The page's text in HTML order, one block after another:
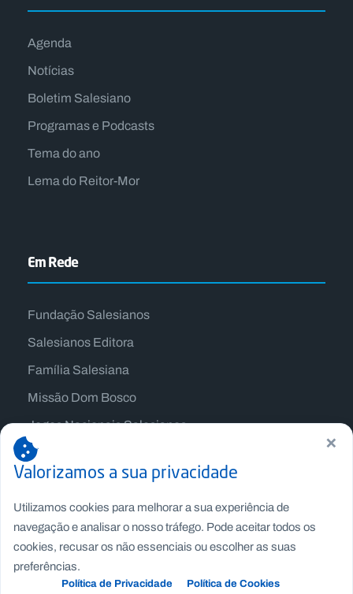
Agenda
Notícias
Boletim Salesiano
Programas e Podcasts
Tema do ano
Lema do Reitor-Mor
Em Rede
Fundação Salesianos
Salesianos Editora
Família Salesiana
Missão Dom Bosco
Jogos Nacionais Salesianos
×
Valorizamos a sua privacidade
Utilizamos cookies para melhorar a sua experiência de
navegação e analisar o nosso tráfego. Pode aceitar todos os
cookies, recusar os não essenciais ou escolher as suas
preferências.
Política de Privacidade Política de Cookies